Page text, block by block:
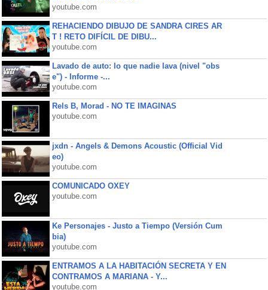
youtube.com
REHACIENDO DIBUJO DE SANDRA CIRES AR
T ! RETO DIFÍCIL DE DIBU...
youtube.com
Lavado de auto: lo que nadie lava (nivel "obs
e") - Informe -...
youtube.com
Rels B, Morad - NO TE IMAGINAS
youtube.com
jxdn - Angels & Demons Acoustic (Official Vid
eo)
youtube.com
COMUNICADO OXEY
youtube.com
Ke Personajes - Justo a Tiempo (Versión Cum
bia)
youtube.com
ENTRAMOS A LA HABITACIÓN SECRETA Y EN
CONTRAMOS A MARIANA - Y...
youtube.com